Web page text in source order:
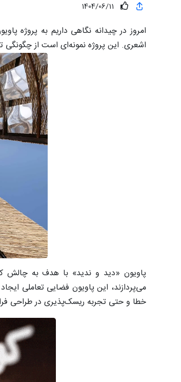
1404/06/11
امروز در چیدانه نگاهی داریم به پروژه
اشعری. این پروژه نمونه‌ای است از
پاویون «دید و ندید» با هدف به چالش
می‌پردازند، این پاویون فضایی تعاملی
خطا و حتی تجربه ریسک‌پذیری در طراحی